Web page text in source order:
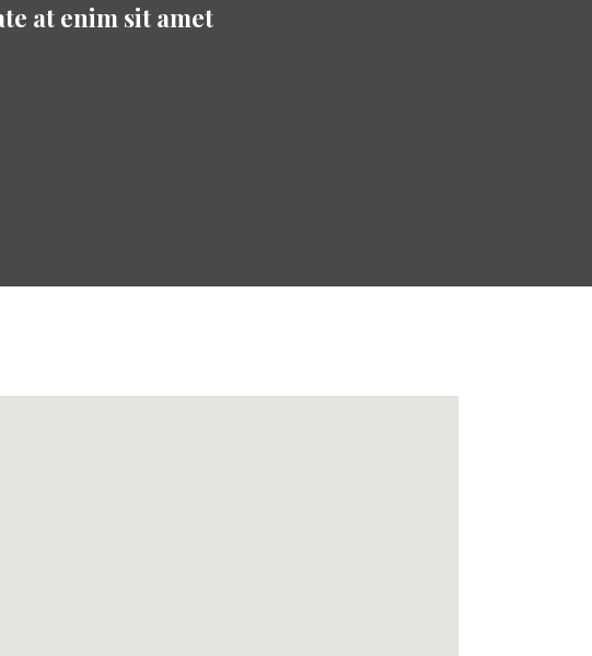
at enim sit amet